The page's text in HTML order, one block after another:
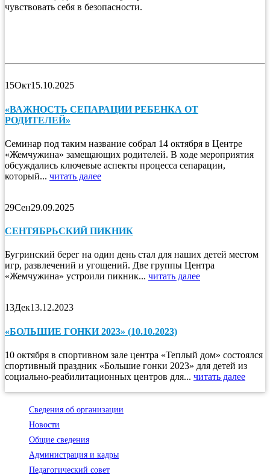
чувствовать себя в безопасности.
15Окт15.10.2025
«ВАЖНОСТЬ СЕПАРАЦИИ РЕБЕНКА ОТ
РОДИТЕЛЕЙ»
Семинар под таким название собрал 14 октября в Центре
«Жемчужина» замещающих родителей. В ходе мероприятия
обсуждались ключевые аспекты процесса сепарации,
который... читать далее
29Сен29.09.2025
СЕНТЯБРЬСКИЙ ПИКНИК
Бугринский берег на один день стал для наших детей местом
игр, развлечений и угощений. Две группы Центра
«Жемчужина» устроили пикник... читать далее
13Дек13.12.2023
«БОЛЬШИЕ ГОНКИ 2023» (10.10.2023)
10 октября в спортивном зале центра «Теплый дом» состоялся
спортивный праздник «Большие гонки 2023» для детей из
социально-реабилитационных центров для... читать далее
Сведения об организации
Новости
Общие сведения
Администрация и кадры
Педагогический совет